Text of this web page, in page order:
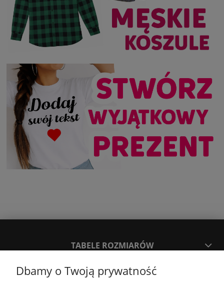
TABELE ROZMIARÓW
SPOSOBY PŁATNOŚCI ORAZ CZAS I KOSZTY DOSTAWY
Dbamy o Twoją prywatność